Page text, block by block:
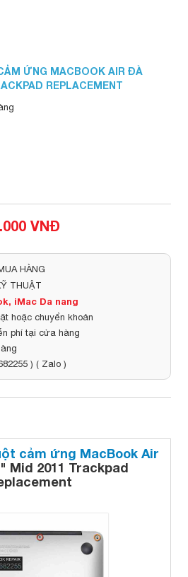
ỨNG MACBOOK AIR ĐÀ
REPLACEMENT
VNĐ
HÀNG
THUẬT
iMac Da nang
hoặc chuyển khoản
phí tại cửa hàng
) ( Zalo )
cảm ứng MacBook Air
Mid 2011 Trackpad